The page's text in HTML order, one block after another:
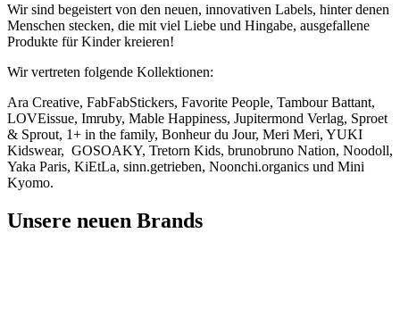
Wir sind begeistert von den neuen, innovativen Labels, hinter denen
Menschen stecken, die mit viel Liebe und Hingabe, ausgefallene
Produkte für Kinder kreieren!
Wir vertreten folgende Kollektionen:
Ara Creative, FabFabStickers, Favorite People, Tambour Battant,
LOVEissue, Imruby, Mable Happiness, Jupitermond Verlag, Sproet
& Sprout, 1+ in the family, Bonheur du Jour, Meri Meri, YUKI
Kidswear, GOSOAKY, Tretorn Kids, brunobruno Nation, Noodoll,
Yaka Paris, KiEtLa, sinn.getrieben, Noonchi.organics und Mini
Kyomo.
Unsere neuen Brands